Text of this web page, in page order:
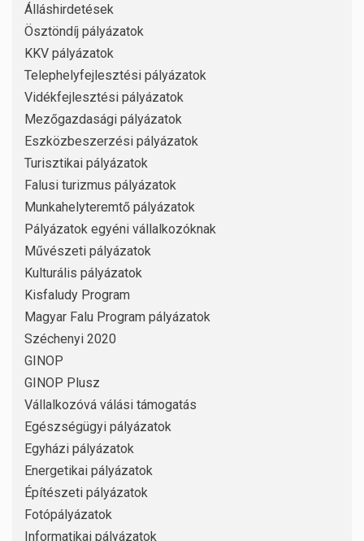
Álláshirdetések
Ösztöndíj pályázatok
KKV pályázatok
Telephelyfejlesztési pályázatok
Vidékfejlesztési pályázatok
Mezőgazdasági pályázatok
Eszközbeszerzési pályázatok
Turisztikai pályázatok
Falusi turizmus pályázatok
Munkahelyteremtő pályázatok
Pályázatok egyéni vállalkozóknak
Művészeti pályázatok
Kulturális pályázatok
Kisfaludy Program
Magyar Falu Program pályázatok
Széchenyi 2020
GINOP
GINOP Plusz
Vállalkozóvá válási támogatás
Egészségügyi pályázatok
Egyházi pályázatok
Energetikai pályázatok
Építészeti pályázatok
Fotópályázatok
Informatikai pályázatok